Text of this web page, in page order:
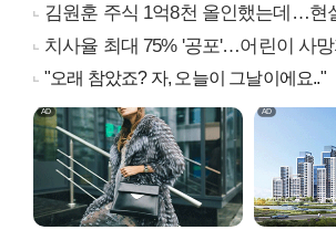
김원훈 주식 1억8천 올인했는데…현
치사율 최대 75% '공포'…어린이 사
"오래 참았죠? 자, 오늘이 그날이에요.."